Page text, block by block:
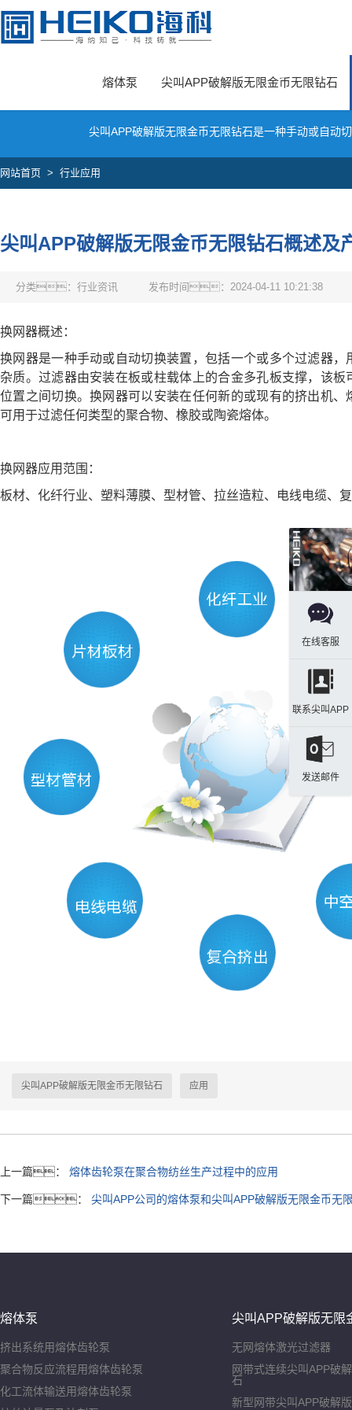
尖叫APP,尖叫APP破解版无限金币无限钻石,尖叫APP下载官网,尖叫视频
熔体泵 尖叫APP破解版无限金币无限钻石
尖叫APP破解版无限金币无限钻石是一种手动或自
网站首页 > 行业应用
尖叫APP破解版无限金币无限钻石概述及
分类：行业资讯 发布时间：2024-04-11 10:21:38
换网器概述：
换网器是一种手动或自动切换装置，包括一个或多个过滤器
杂质。过滤器由安装在板或柱载体上的合金多孔板支撑，该
位置之间切换。换网器可以安装在任何新的或现有的挤出机
可用于过滤任何类型的聚合物、橡胶或陶瓷熔体。
换网器应用范围：
板材、化纤行业、塑料薄膜、型材管、拉丝造粒、电线电缆、
尖叫APP破解版无限金币无限钻石 应用
上一篇： 熔体齿轮泵在聚合物纺丝生产过程中的应用
下一篇： 尖叫APP公司的熔体泵和尖叫APP破解版无限金币无
熔体泵
挤出系统用熔体齿轮泵
聚合物反应流程用熔体齿轮泵
化工流体输送用熔体齿轮泵
尖叫APP破解版无限
无网熔体激光过滤器
网带式连续尖叫APP破
石
新型网带尖叫APP破解
在线客服
联系尖叫APP
发送邮件